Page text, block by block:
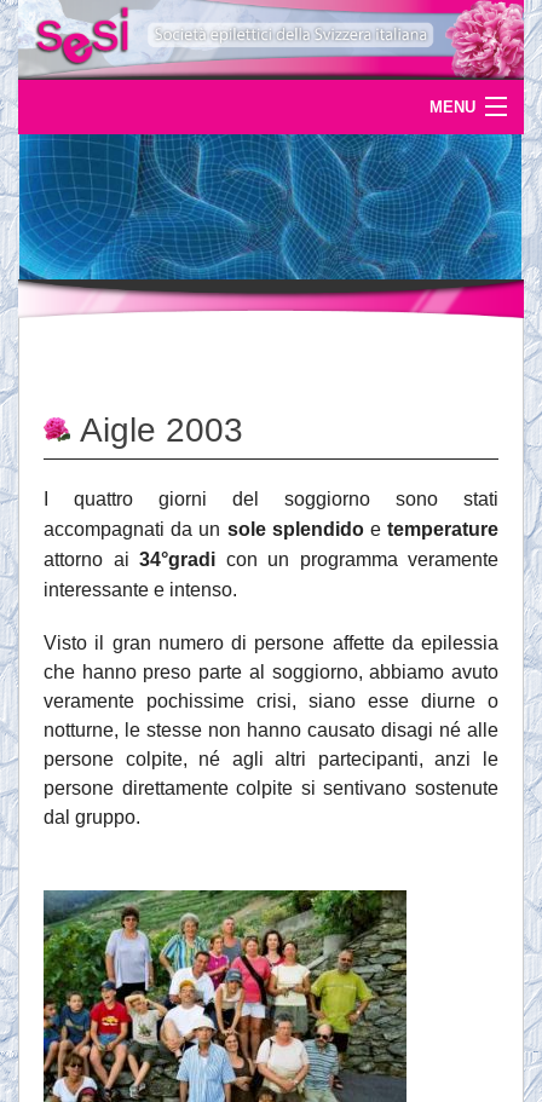
MENU
Home
Uscite
Eventi
News
Servizi
Documentazione
Ordinazioni
Aigle 2003
I quattro giorni del soggiorno sono stati
accompagnati da un sole splendidoetemperature
attorno ai 34°gradi con un programma veramente
interessante e intenso.
Visto il gran numero di persone affette da epilessia
che hanno preso parte al soggiorno, abbiamo avuto
veramente pochissime crisi, siano esse diurne o
notturne, le stesse non hanno causato disagi né alle
persone colpite, né agli altri partecipanti, anzi le
persone direttamente colpite si sentivano sostenute
dal gruppo.